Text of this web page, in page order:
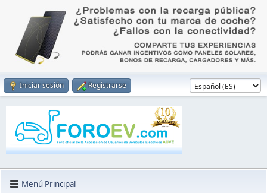
Iniciar sesión Registrarse
Menú Principal